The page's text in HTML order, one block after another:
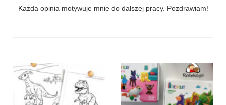
Każda opinia motywuje mnie do dalszej pracy. Pozdrawiam!